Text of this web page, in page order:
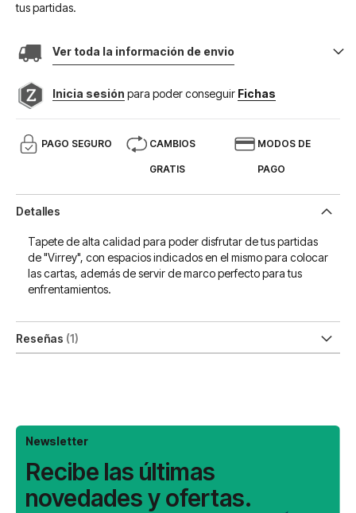
tus partidas.
Ver toda la información de envio
Inicia sesión para poder conseguir Fichas
PAGO SEGURO CAMBIOS
GRATIS
MODOS DE
PAGO
Detalles
Tapete de alta calidad para poder disfrutar de tus partidas
de "Virrey", con espacios indicados en el mismo para colocar
las cartas, además de servir de marco perfecto para tus
enfrentamientos.
Reseñas 1
Newsletter
Recibe las últimas
novedades y ofertas.